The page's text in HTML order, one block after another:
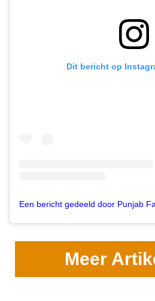
Dit bericht op
Meer